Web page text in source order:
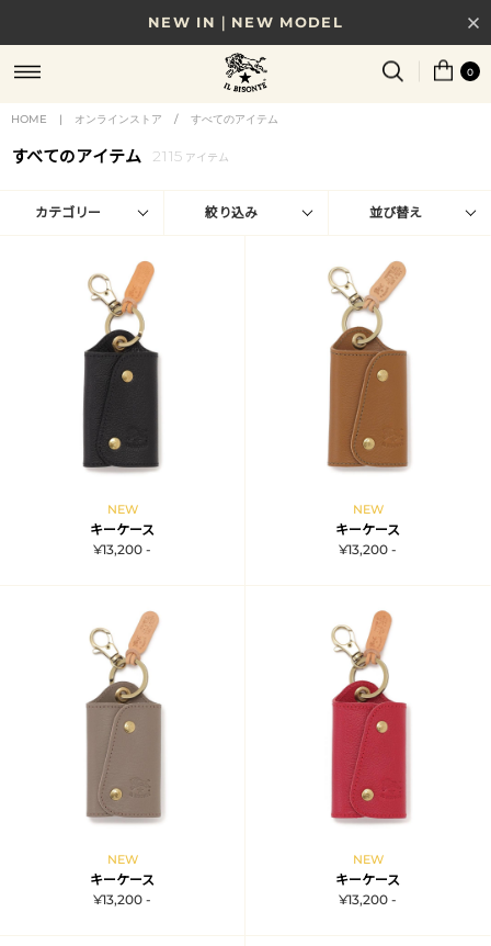
NEW IN｜NEW MODEL
8/17(月)10時まで｜税込11,000円以上で送料無料
贈る相手やシーンから選べる、新しいギフトガイド
NEW IN｜COLOR LEATHER
0
HOME | オンラインストア / すべてのアイテム
すべてのアイテム 2115 アイテム
カテゴリー 絞り込み 並び替え
NEW
キーケース
¥13,200 -
NEW
キーケース
¥13,200 -
NEW
キーケース
¥13,200 -
NEW
キーケース
¥13,200 -